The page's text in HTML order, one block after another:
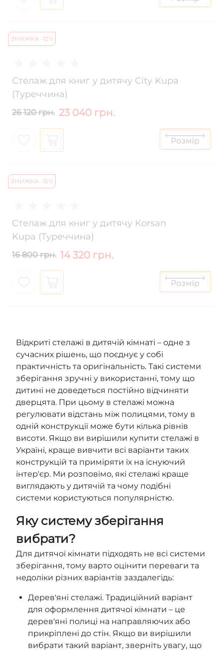
ЗНИЖКА -12%
Стелаж для книг у дитячу City Kupa
(Туреччина)
26 120 грн. 23 040 грн.
ЗНИЖКА -15%
Стелаж для книг у дитячу Korsan
Kupa (Туреччина)
16 800 грн. 14 320 грн.
Відкриті стелажі в дитячій кімнаті – одне з
сучасних рішень, що поєднує у собі
практичність та оригінальність. Такі системи
зберігання зручні у використанні, тому що
дитині не доведеться постійно відчиняти
дверцята. При цьому в стелажі можна
регулювати відстань між полицями, тому в
одній конструкції може бути кілька рівнів
висоти. Якщо ви вирішили купити стелажі в
Україні, краще вивчити всі варіанти таких
конструкцій та приміряти їх на існуючий
інтер'єр. Ми розповімо, які стелажі краще
виглядають у дитячій та чому подібні
системи користуються популярністю.
Яку систему зберігання
вибрати?
Для дитячої кімнати підходять не всі системи
зберігання, тому варто оцінити переваги та
недоліки різних варіантів заздалегідь:
Дерев'яні стелажі. Традиційний варіант
для оформлення дитячої кімнати – це
дерев'яні полиці на направляючих або
прикріплені до стін. Якщо ви вирішили
вибрати такий варіант, зверніть увагу, що